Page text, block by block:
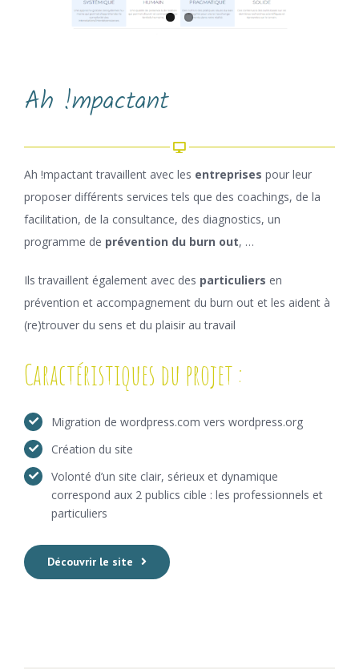
Ah !mpactant
Ah !mpactant travaillent avec les entreprises pour leur
proposer différents services tels que des coachings, de la
facilitation, de la consultance, des diagnostics, un
programme de prévention du burn out, …
Ils travaillent également avec des particuliers en
prévention et accompagnement du burn out et les aident à
(re)trouver du sens et du plaisir au travail
Caractéristiques du projet :
Migration de wordpress.com vers wordpress.org
Création du site
Volonté d’un site clair, sérieux et dynamique
correspond aux 2 publics cible : les professionnels et
particuliers
Découvrir le site